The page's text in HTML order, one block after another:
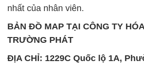
nhất của nhân viên.
BẢN ĐỒ MAP TẠI CÔNG TY
TRƯỜNG PHÁT
ĐỊA CHỈ: 1229C Quốc lộ 1A,